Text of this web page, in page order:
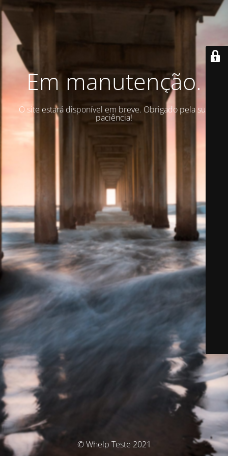
Em manutenção.
O site estará disponível em breve. Obrigado pela sua
paciência!
© Whelp Teste 2021